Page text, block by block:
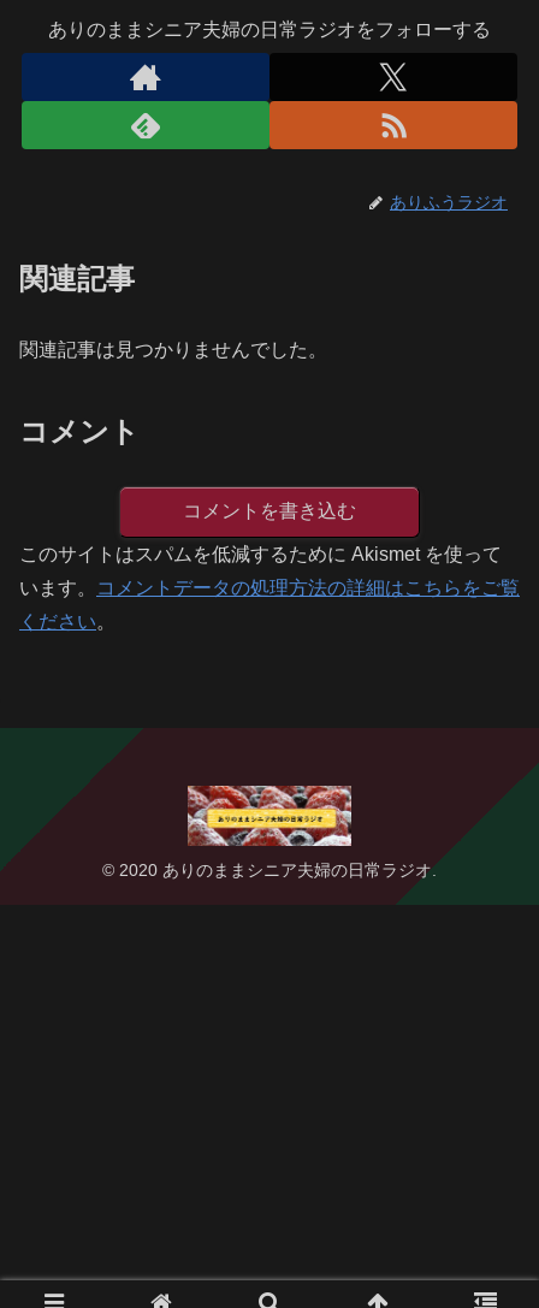
ありのままシニア夫婦の日常ラジオをフォローする
ありふうラジオ
関連記事
関連記事は見つかりませんでした。
コメント
コメントを書き込む
このサイトはスパムを低減するために Akismet を使って
います。
コメントデータの処理方法の詳細はこちらをご覧
ください。
© 2020 ありのままシニア夫婦の日常ラジオ.